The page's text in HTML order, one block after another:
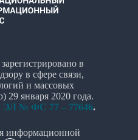
в
в сфере связи,
и массовых
29 января 2020 года.
ЭЛ № ФС 77 – 77646.
информационной